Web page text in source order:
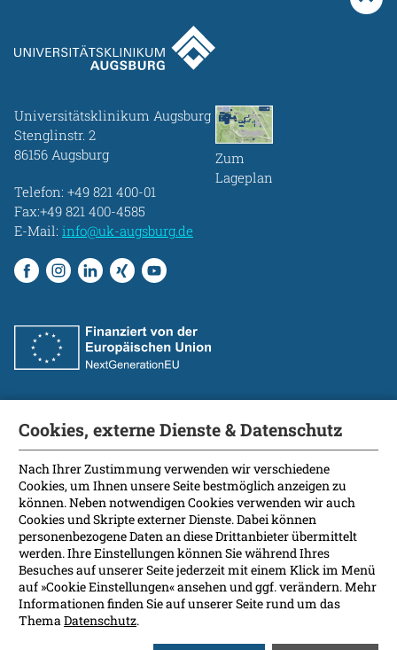
Universitätsklinikum Augsburg
Stenglinstr. 2
86156 Augsburg
Telefon: +49 821 400-01
Fax:+49 821 400-4585
E-Mail: info@uk-augsburg.de
Zum
Lageplan
Fakultät
International Patients
Kontakt
Presse
Soziale Medien
Barrierefreiheit
Datenschutz
Impressum
Cookies, externe Dienste & Datenschutz
Nach Ihrer Zustimmung verwenden wir verschiedene
Cookies, um Ihnen unsere Seite bestmöglich anzeigen zu
können. Neben notwendigen Cookies verwenden wir auch
Cookies und Skripte externer Dienste. Dabei können
personenbezogene Daten an diese Drittanbieter übermittelt
werden. Ihre Einstellungen können Sie während Ihres
Besuches auf unserer Seite jederzeit mit einem Klick im Menü
auf »Cookie Einstellungen« ansehen und ggf. verändern. Mehr
Informationen finden Sie auf unserer Seite rund um das
ThemaDatenschutz.